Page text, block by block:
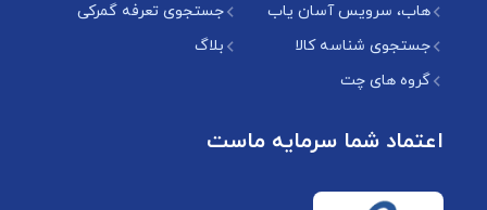
هاب، سرویس آسان یاب
جستجوی تعرفه گمرکی
جستجوی شناسه کالا
بلاگ
گروه های چت
اعتماد شما سرمایه ماست